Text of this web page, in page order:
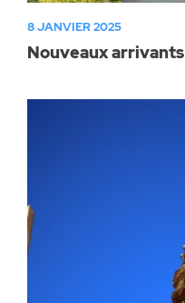
8 JANVIER 2025
Nouveaux arrivants